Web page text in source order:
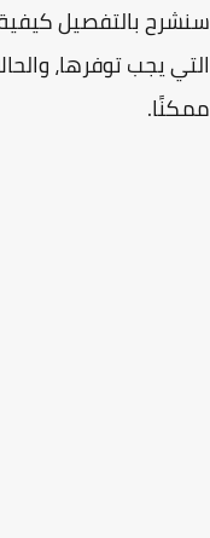
بالتفصيل كيفية
يجب توفرها،